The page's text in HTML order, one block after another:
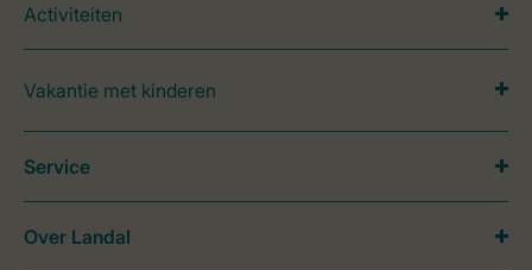
Activiteiten
Vakantie met kinderen
Service
Over Landal